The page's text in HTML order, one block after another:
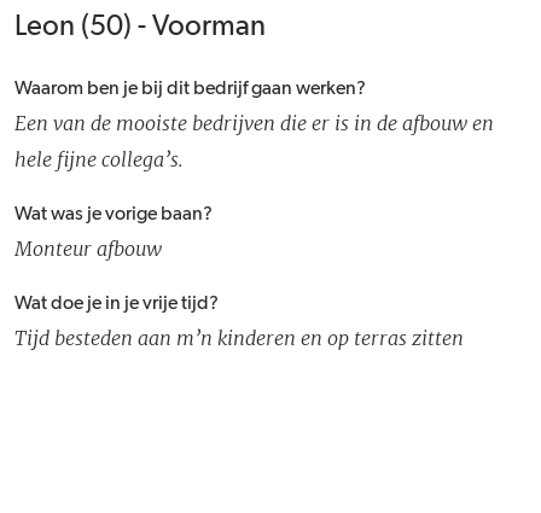
Leon (50) - Voorman
Waarom ben je bij dit bedrijf gaan werken?
Een van de mooiste bedrijven die er is in de afbouw en
hele fijne collega’s.
Wat was je vorige baan?
Monteur afbouw
Wat doe je in je vrije tijd?
Tijd besteden aan m’n kinderen en op terras zitten